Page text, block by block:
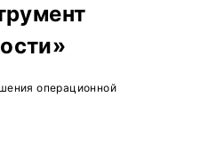
Техника и технологии
операционной